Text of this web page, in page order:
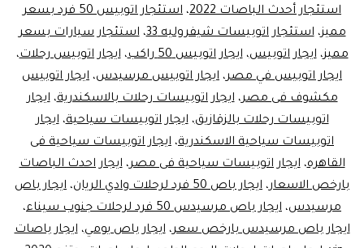
استئجار أحدث الباصات 2022
،
استئجار اتوبيس 50 فرد بسعر
مميز،استئجار اتوبيسات شيفروليه 33 ،استئجار سيارات بسعر
مميز،ايجار اتوبيس،ايجار اتوبيس 50 راكب ،ايجار اتوبيس رحلات،
ايجار اتوبيس في مصر، ايجار اتوبيس مرسيدس، ايجار اتوبيس
مكشوف فى مصر،ايجار اتوبيسات رحلات بالاسكندرية،ايجار
اتوبيسات رحلات بالزقازيق،ايجار اتوبيسات سياحية،ايجار
اتوبيسات سياحية الاسكندرية، ايجار اتوبيسات سياحية فى
القاهره،ايجار اتوبيسات سياحية فى مصر،ايجار احدث الباصات
بارخص الاسعار، ايجار باص 50 فرد لرحلات وادي الريان ، ايجار باص
مرسيدس، ايجار باص مرسيدس 50 فرد لرحلات جنوب سيناء
،
ايجار باص مرسيدس بارخص سعر،ايجار باص يومي،ايجار باصات